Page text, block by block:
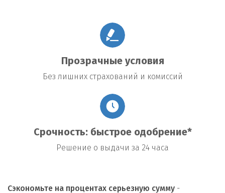
Прозрачные условия
Без лишних страхований и комиссий
Срочность: быстрое одобрение*
Решение о выдачи за 24 часа
Сэкономьте на процентах серьезную сумму -